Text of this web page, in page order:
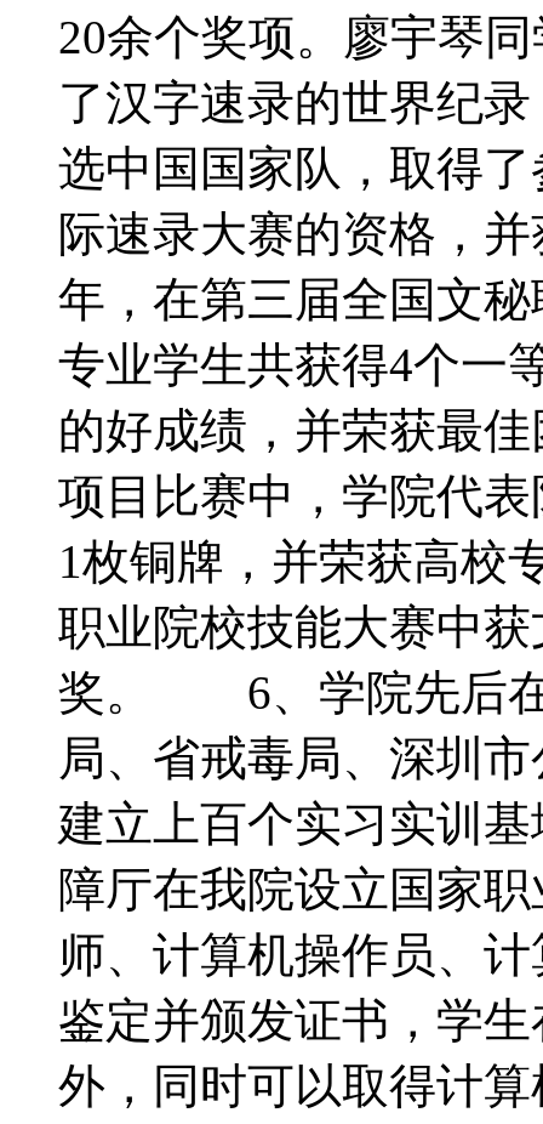
20余个奖项。廖宇琴
了汉字速录的世界纪
选中国国家队，取得
际速录大赛的资格，
年，在第三届全国文
专业学生共获得4个一
的好成绩，并荣获最
项目比赛中，学院代
1枚铜牌，并荣获高校
职业院校技能大赛中
奖。 6、学院先后在
局、省戒毒局、深圳
建立上百个实习实训
障厅在我院设立国家
师、计算机操作员、
鉴定并颁发证书，学
外，同时可以取得计